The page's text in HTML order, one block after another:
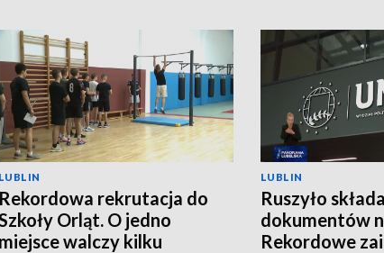
LUBLIN
Rekordowa rekrutacja do
Orląt. O jedno
miejsce walczy kilku
LUBLIN
Ruszyło
dokumentów
Rekordowe